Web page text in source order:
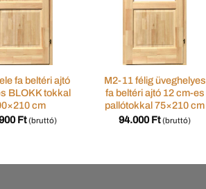
fa beltéri ajtó
BLOKK tokkal
cm
Ft (bruttó)
M2-11 félig üveghelyes
fa beltéri ajtó 12 cm-es
pallótokkal 75×210 cm
94.000Ft (bruttó)